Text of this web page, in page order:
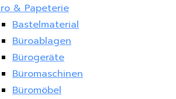
& Papeterie
Bastelmaterial
Büroablagen
Bürogeräte
Büromaschinen
Büromöbel